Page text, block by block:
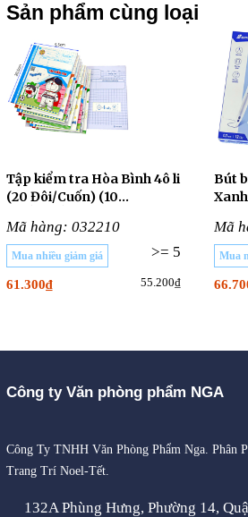
Sản phẩm cùng loại
Tập kiểm tra Hòa Bình 4ô li
(20 Đôi/Cuốn) (10
Mã hàng: 032210
>= 5
Mua nhiều giảm giá
61.300₫ 55.200₫
Bút
Mã
Mua
Công ty Văn phòng phẩm NGA
Công Ty TNHH Văn Phòng Phẩm Nga. Phân
Trang Trí Noel-Tết.
132A Phùng Hưng, Phường 14,